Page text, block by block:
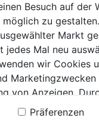
IHRE
Besuch auf der
möglich zu
Markt
jedes Mal neu
wir Cookies
von Anzeigen.
die Daten von
Präferenzen